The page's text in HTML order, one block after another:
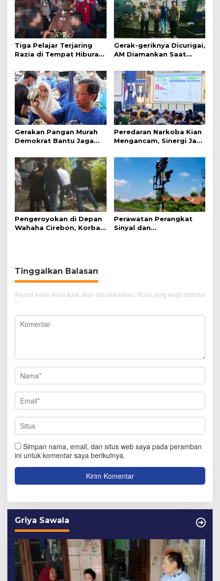
Tiga Pelajar Terjaring
Razia di Tempat Hiburan
Gerak-geriknya Dicurigai,
AM Diamankan Saat
Gerakan Pangan Murah
Demokrat Bantu Jaga
Peredaran Narkoba Kian
Mengancam, Sinergi Jadi
Pengeroyokan di Depan
Wahaha Cirebon, Korban
Perawatan Perangkat
Sinyal dan
Tinggalkan Balasan
Alamat email Anda tidak akan dipublikasikan. Ruas yang wajib ditandai
*
Simpan nama, email, dan situs web saya pada peramban
ini untuk komentar saya berikutnya.
Griya Sawala